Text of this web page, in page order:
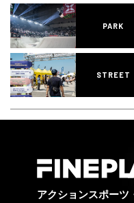
PARK
STREET
アクションスポーツ